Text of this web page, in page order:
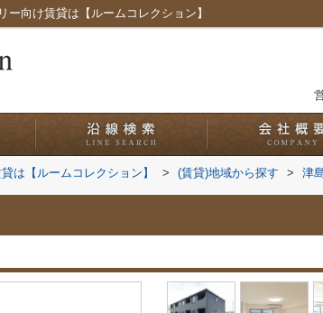
向け賃貸は【ルームコレクション】
は【ルームコレクション】 > (賃貸)地域から探す > 津